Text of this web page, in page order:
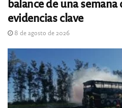
balance de una
evidencias clave
8 de agosto de 2026